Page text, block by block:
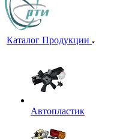
Каталог Продукции
Автопластик